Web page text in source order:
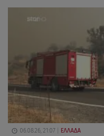
06.08.26, 21:07 ΕΛΛΑΔΑ